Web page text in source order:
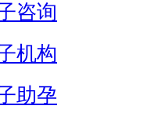
咨询
机构
助孕